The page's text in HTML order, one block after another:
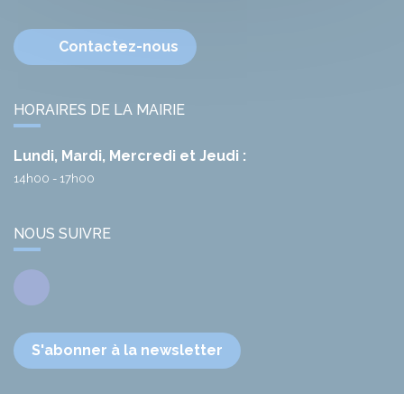
Contactez-nous
HORAIRES DE LA MAIRIE
Lundi, Mardi, Mercredi et Jeudi :
14h00 - 17h00
NOUS SUIVRE
Facebook
S'abonner à la newsletter